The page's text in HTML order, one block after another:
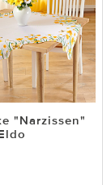
"Narzissen"